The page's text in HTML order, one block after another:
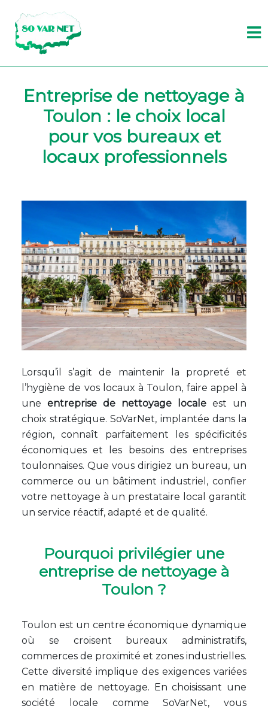
Entreprise de nettoyage à
Toulon : le choix local
pour vos bureaux et
locaux professionnels
Lorsqu’il s’agit de maintenir la propreté et
l’hygiène de vos locaux à Toulon, faire appel à
une entreprise de nettoyage locale est un
choix stratégique. SoVarNet, implantée dans la
région, connaît parfaitement les spécificités
économiques et les besoins des entreprises
toulonnaises. Que vous dirigiez un bureau, un
commerce ou un bâtiment industriel, confier
votre nettoyage à un prestataire local garantit
un service réactif, adapté et de qualité.
Pourquoi privilégier une
entreprise de nettoyage à
Toulon ?
Toulon est un centre économique dynamique
où se croisent bureaux administratifs,
commerces de proximité et zones industrielles.
Cette diversité implique des exigences variées
en matière de nettoyage. En choisissant une
société locale comme SoVarNet, vous